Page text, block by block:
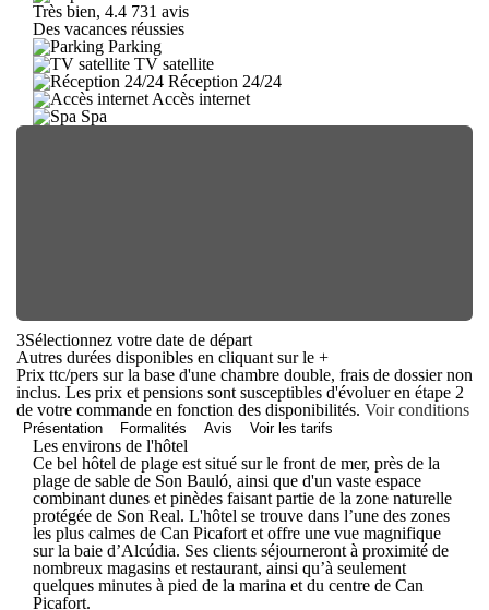
Très bien, 4.4 731 avis
Des vacances réussies
Parking
TV satellite
Réception 24/24
Accès internet
Spa
3Sélectionnez votre date de départ
Autres durées disponibles en cliquant sur le +
Prix ttc/pers sur la base d'une chambre double, frais de dossier non
inclus. Les prix et pensions sont susceptibles d'évoluer en étape 2
de votre commande en fonction des disponibilités. Voir conditions
Présentation Formalités Avis Voir les tarifs
Les environs de l'hôtel
Ce bel hôtel de plage est situé sur le front de mer, près de la
plage de sable de Son Bauló, ainsi que d'un vaste espace
combinant dunes et pinèdes faisant partie de la zone naturelle
protégée de Son Real. L'hôtel se trouve dans l’une des zones
les plus calmes de Can Picafort et offre une vue magnifique
sur la baie d’Alcúdia. Ses clients séjourneront à proximité de
nombreux magasins et restaurant, ainsi qu’à seulement
quelques minutes à pied de la marina et du centre de Can
Picafort.